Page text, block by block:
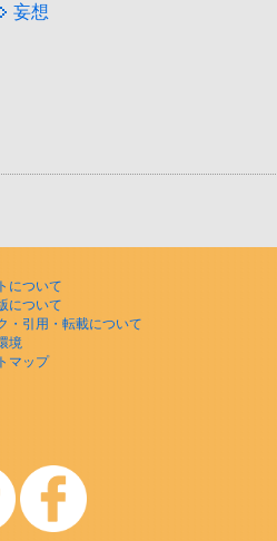
妄想
について
について
・引用・転載について
境
マップ